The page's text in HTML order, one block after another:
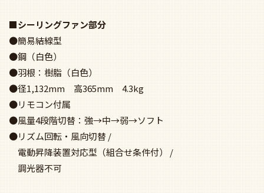
■シーリングファン部分
●簡易結線型
●鋼（白色）
●羽根：樹脂（白色）
●径1,132mm 高365mm 4.3kg
●リモコン付属
●風量4段階切替：強→中→弱→ソフト
●リズム回転・風向切替 /
電動昇降装置対応型（組合せ条件付） /
調光器不可